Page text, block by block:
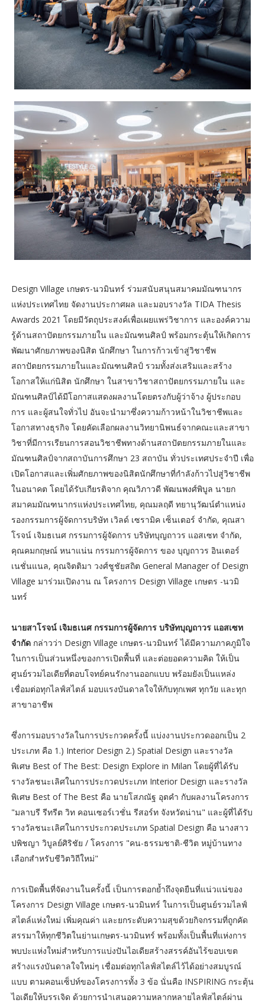
Design Village เกษตร-นวมินทร์ ร่วมสนับสนุนสมาคมมัณฑนากร
แห่งประเทศไทย จัดงานประกาศผล และมอบรางวัล TIDA Thesis
Awards 2021 โดยมีวัตถุประสงค์เพื่อเผยแพร่วิชาการ และองค์ความ
รู้ด้านสถาปัตยกรรมภายใน และมัณฑนศิลป์ พร้อมกระตุ้นให้เกิดการ
พัฒนาศักยภาพของนิสิต นักศึกษา ในการก้าวเข้าสู่วิชาชีพ
สถาปัตยกรรมภายในและมัณฑนศิลป์ รวมทั้งส่งเสริมและสร้าง
โอกาสให้แก่นิสิต นักศึกษา ในสาขาวิชาสถาปัตยกรรมภายใน และ
มัณฑนศิลป์ได้มีโอกาสแสดงผลงานโดยตรงกับผู้ว่าจ้าง ผู้ประกอบ
การ และผู้สนใจทั่วไป อันจะนำมาซึ่งความก้าวหน้าในวิชาชีพและ
โอกาสทางธุรกิจ โดยคัดเลือกผลงานวิทยานิพนธ์จากคณะและสาขา
วิชาที่มีการเรียนการสอนวิชาชีพทางด้านสถาปัตยกรรมภายในและ
มัณฑนศิลป์จากสถาบันการศึกษา 23 สถาบัน ทั่วประเทศประจำปี เพื่อ
เปิดโอกาสและเพิ่มศักยภาพของนิสิตนักศึกษาที่กำลังก้าวไปสู่วิชาชีพ
ในอนาคต โดยได้รับเกียรติจาก คุณวิภาวดี พัฒนพงศ์พิบูล นายก
สมาคมมัณฑนากรแห่งประเทศไทย, คุณมลฤดี ทยานุวัฒน์ตำแหน่ง
รองกรรมการผู้จัดการบริษัท เวิลด์ เซรามิค เซ็นเตอร์ จำกัด, คุณสา
โรจน์ เจิมธเนศ กรรมการผู้จัดการ บริษัทบุญถาวร แอสเซท จำกัด,
คุณคมกฤษณ์ หนาแน่น กรรมการผู้จัดการ ของ บุญถาวร อินเตอร์
เนชั่นแนล, คุณจิตติมา วงศ์ชูชัยสถิต General Manager of Design
Village มาร่วมเปิดงาน ณ โครงการ Design Village เกษตร -นวมิ
นทร์
นายสาโรจน์ เจิมธเนศ กรรมการผู้จัดการ บริษัทบุญถาวร แอสเซท
จำกัดกล่าวว่า Design Village เกษตร-นวมินทร์ ได้มีความภาคภูมิใจ
ในการเป็นส่วนหนึ่งของการเปิดพื้นที่ และต่อยอดความคิด ให้เป็น
ศูนย์รวมไอเดียที่ตอบโจทย์คนรักงานออกแบบ พร้อมยังเป็นแหล่ง
เชื่อมต่อทุกไลฟ์สไตล์ มอบแรงบันดาลใจให้กับทุกเพศ ทุกวัย และทุก
สาขาอาชีพ
ซึ่งการมอบรางวัลในการประกวดครั้งนี้ แบ่งงานประกวดออกเป็น 2
ประเภท คือ 1.) Interior Design 2.) Spatial Design และรางวัล
พิเศษ Best of The Best: Design Explore in Milan โดยผู้ที่ได้รับ
รางวัลชนะเลิศในการประกวดประเภท Interior Design และรางวัล
พิเศษ Best of The Best คือ นายโสภณัฐ อุตคำ กับผลงานโครงการ
"มลาบรี รีทรีต วิท คอนเซอร์เวชั่น รีสอร์ท จังหวัดน่าน" และผู้ที่ได้รับ
รางวัลชนะเลิศในการประกวดประเภท Spatial Design คือ นางสาว
ปพิชญา วิบูลย์ศิริชัย / โครงการ "คน-ธรรมชาติ-ชีวิต หมู่บ้านทาง
เลือกสำหรับชีวิตวิถีใหม่"
การเปิดพื้นที่จัดงานในครั้งนี้ เป็นการตอกย้ำถึงจุดยืนที่แน่วแน่ของ
โครงการ Design Village เกษตร-นวมินทร์ ในการเป็นศูนย์รวมไลฟ์
สไตล์แห่งใหม่ เพิ่มคุณค่า และยกระดับความสุขด้วยกิจกรรมที่ถูกคัด
สรรมาให้ทุกชีวิตในย่านเกษตร-นวมินทร์ พร้อมทั้งเป็นพื้นที่แห่งการ
พบปะแห่งใหม่สำหรับการแบ่งปันไอเดียสร้างสรรค์อันไร้ขอบเขต
สร้างแรงบันดาลใจใหม่ๆ เชื่อมต่อทุกไลฟ์สไตล์ไว้ได้อย่างสมบูรณ์
แบบ ตามคอนเซ็ปท์ของโครงการทั้ง 3 ข้อ นั่นคือ INSPIRING กระตุ้น
ไอเดียให้บรรเจิด ด้วยการนำเสนอความหลากหลายไลฟ์สไตล์ผ่าน